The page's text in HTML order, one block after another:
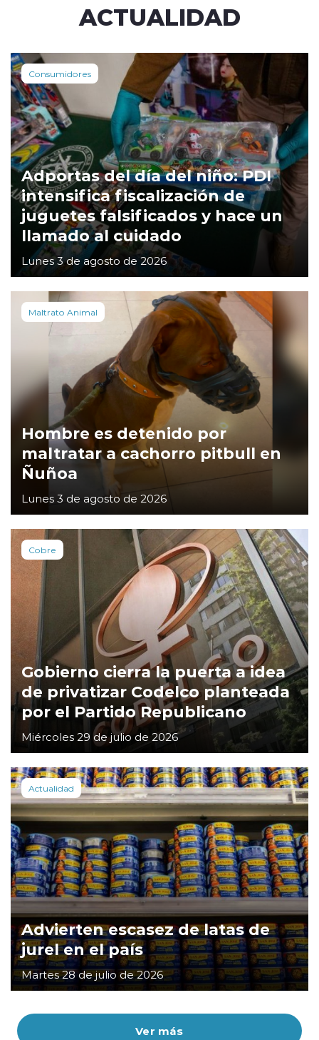
ACTUALIDAD
Ver más
Consumidores
Adportas del día del niño: PDI
intensifica fiscalización de
juguetes falsificados y hace un
llamado al cuidado
Lunes 3 de agosto de 2026
Maltrato Animal
Hombre es detenido por
maltratar a cachorro pitbull en
Ñuñoa
Lunes 3 de agosto de 2026
Cobre
Gobierno cierra la puerta a idea
de privatizar Codelco planteada
por el Partido Republicano
Miércoles 29 de julio de 2026
Actualidad
Advierten escasez de latas de
jurel en el país
Martes 28 de julio de 2026